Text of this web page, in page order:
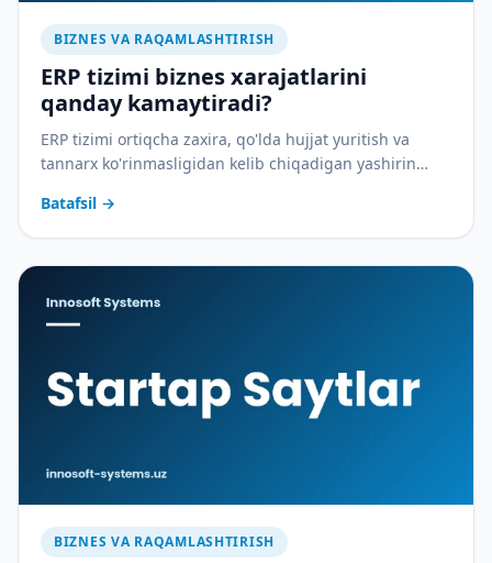
BIZNES VA RAQAMLASHTIRISH
ERP tizimi biznes xarajatlarini
qanday kamaytiradi?
ERP tizimi ortiqcha zaxira, qo'lda hujjat yuritish va
tannarx ko'rinmasligidan kelib chiqadigan yashirin
Batafsil →
BIZNES VA RAQAMLASHTIRISH